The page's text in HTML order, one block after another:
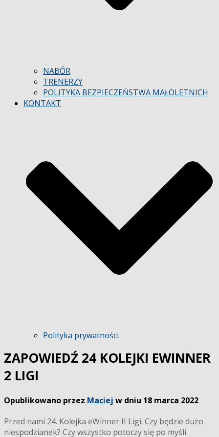
NABÓR
TRENERZY
POLITYKA BEZPIECZEŃSTWA MAŁOLETNICH
KONTAKT
Polityka prywatności
ZAPOWIEDŹ 24 KOLEJKI EWINNER
2 LIGI
Opublikowano przez Maciej w dniu 18 marca 2022
Przed nami 24. Kolejka eWinner II Ligi. Czy będzie dużo
niespodzianek? Czy wszystko potoczy się po myśli